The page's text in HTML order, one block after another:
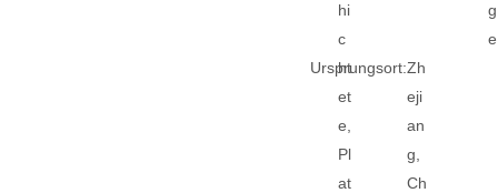
hi
c
ht
et
e,
Pl
at
g
e
Ursprungsort:Zh
eji
an
g,
Ch